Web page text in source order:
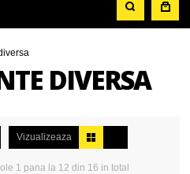
DIVERSA
Vizualizeaza
1 pana la 12 din 16 in total